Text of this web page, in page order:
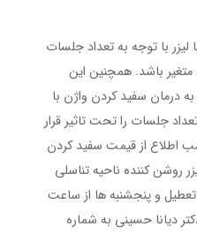
با توجه به تعداد جلسات
متغیر باشد. همچنین این
درمان سفید کردن واژن با
جلسات را تحت تاثیر قرار
اطلاع از قیمت سفيد كردن
روشن کننده ناحیه تناسلی
و پنجشنبه ها از ساعت
دکتر دیانا حسینی به شماره